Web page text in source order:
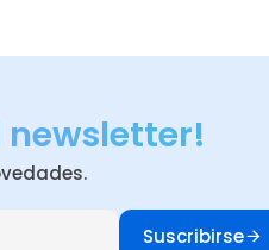
newsletter!
Suscribirse